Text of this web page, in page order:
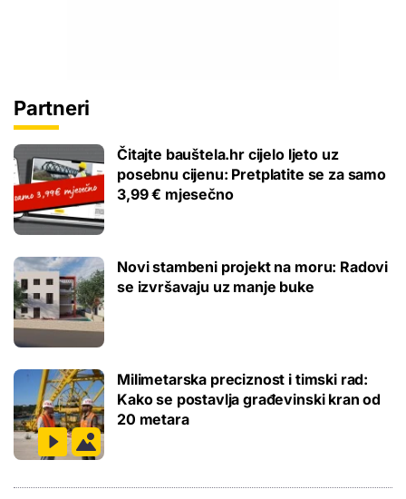
Partneri
Čitajte bauštela.hr cijelo ljeto uz
posebnu cijenu: Pretplatite se za samo
3,99 € mjesečno
Novi stambeni projekt na moru: Radovi
se izvršavaju uz manje buke
Milimetarska preciznost i timski rad:
Kako se postavlja građevinski kran od
20 metara